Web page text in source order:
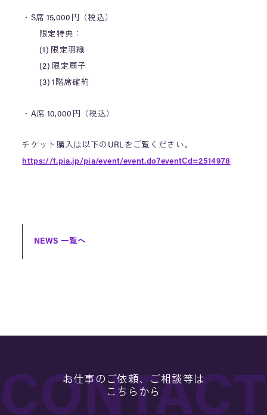
・S席 15,000円（税込）
限定特典：
(1) 限定羽織
(2) 限定扇子
(3) 1階席確約
・A席 10,000円（税込）
チケット購入は以下のURLをご覧ください。
https://t.pia.jp/pia/event/event.do?eventCd=2514978
NEWS 一覧へ
お仕事のご依頼、ご相談等は
こちらから